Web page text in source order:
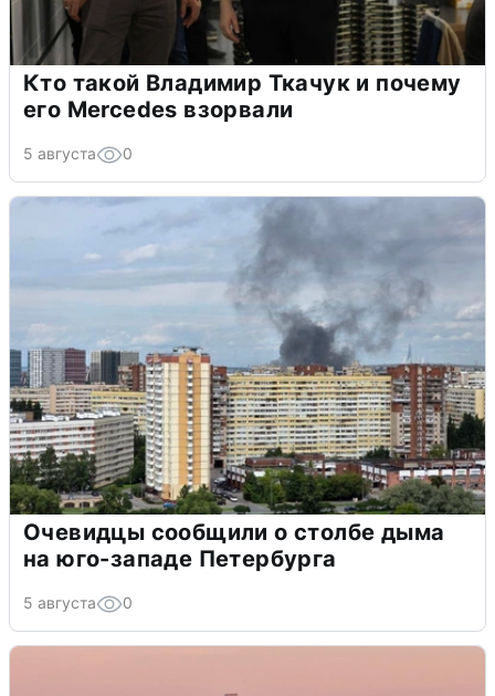
Кто такой Владимир Ткачук и почему
его Mercedes взорвали
5 августа 0
Очевидцы сообщили о столбе дыма
на юго-западе Петербурга
5 августа 0